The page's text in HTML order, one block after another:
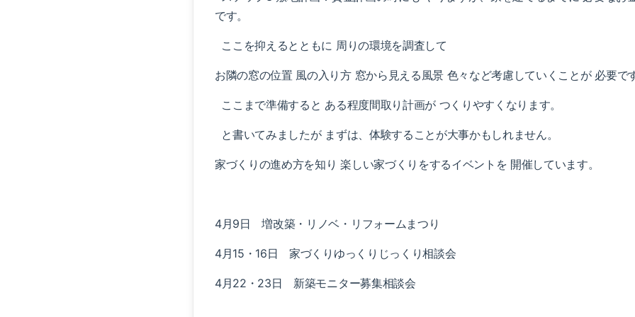
です。
ここを抑えるとともに 周りの環境を調査して
お隣の窓の位置 風の入り方 窓から見える風景 色々など考慮していくことが 必要で
ここまで準備すると ある程度間取り計画が つくりやすくなります。
と書いてみましたが まずは、体験することが大事かもしれません。
家づくりの進め方を知り 楽しい家づくりをするイベントを 開催しています。
4月9日 増改築・リノベ・リフォームまつり
4月15・16日 家づくりゆっくりじっくり相談会
4月22・23日 新築モニター募集相談会